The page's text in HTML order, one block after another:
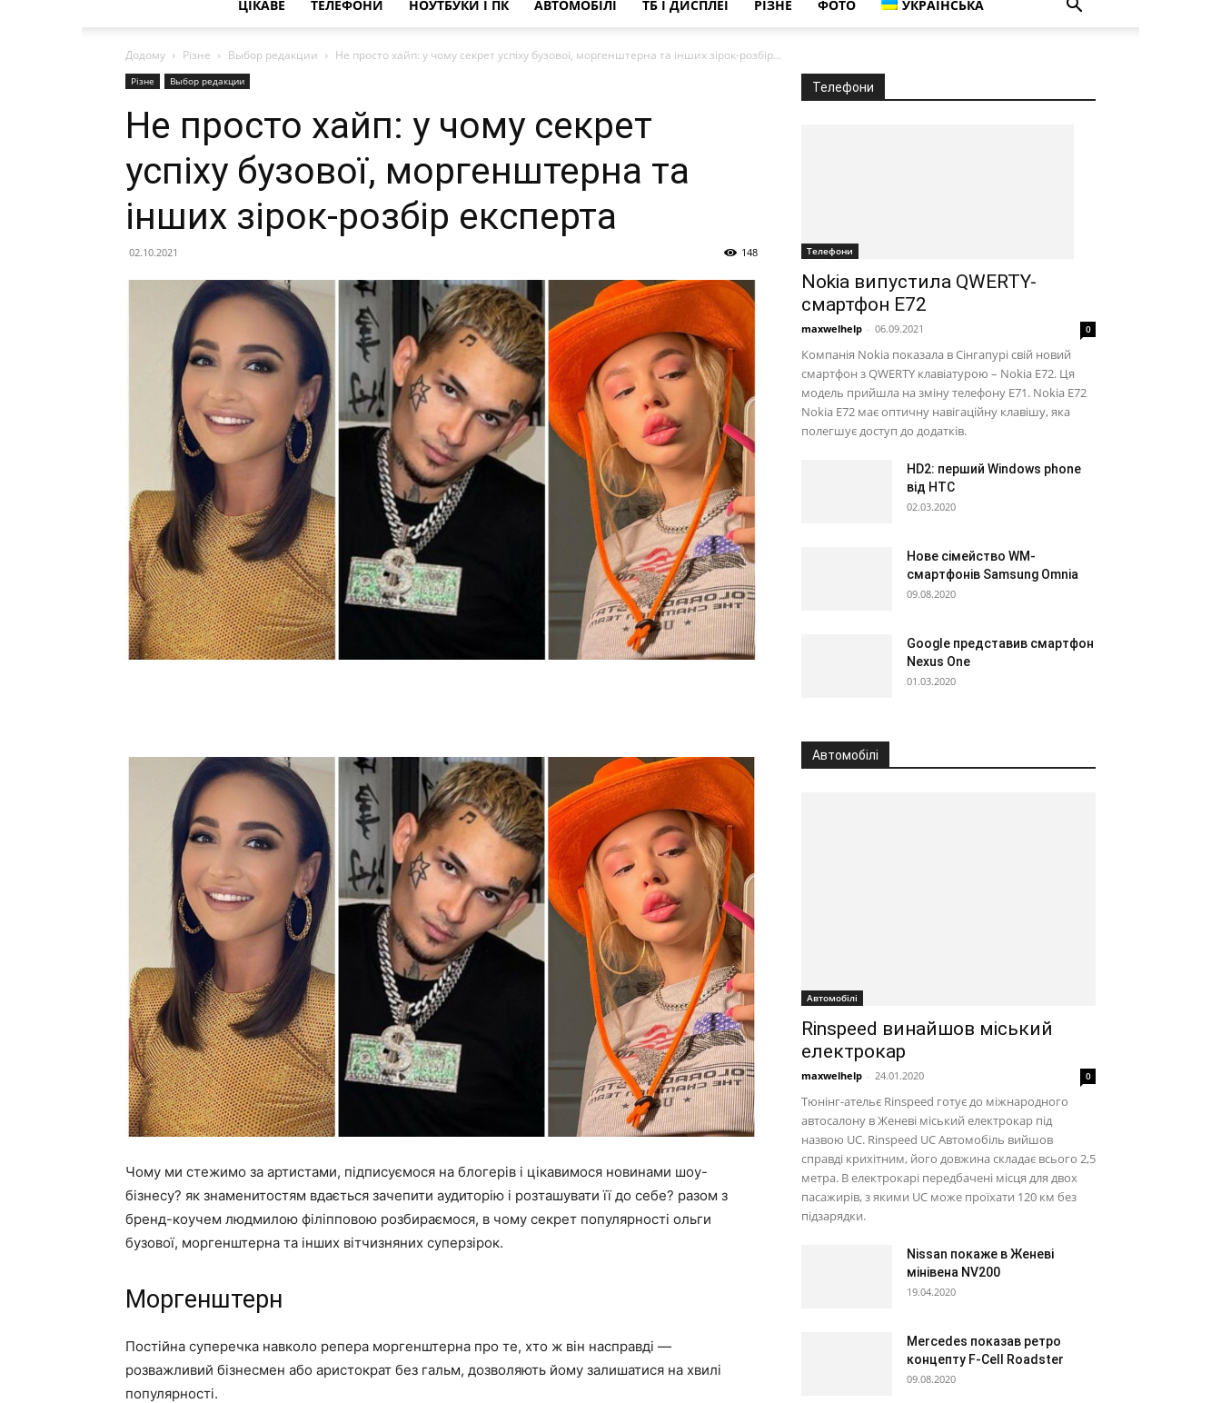
ЦІКАВЕ ТЕЛЕФОНИ НОУТБУКИ І ПК АВТОМОБІЛІ ТБ І ДИСПЛЕЇ РІЗНЕ ФОТО УКРАЇНСЬКА
Додому Різне Выбор редакции Не просто хайп: у чому секрет успіху бузової, моргенштерна та інших зірок-розбір...
Різне Выбор редакции
Не просто хайп: у чому секрет
успіху бузової, моргенштерна та
інших зірок-розбір експерта
02.10.2021 148
Чому ми стежимо за артистами, підписуємося на блогерів і цікавимося новинами шоу-
бізнесу? як знаменитостям вдається зачепити аудиторію і розташувати її до себе? разом з
бренд-коучем людмилою філіпповою розбираємося, в чому секрет популярності ольги
бузової, моргенштерна та інших вітчизняних суперзірок.
Моргенштерн
Постійна суперечка навколо репера моргенштерна про те, хто ж він насправді —
розважливий бізнесмен або аристократ без гальм, дозволяють йому залишатися на хвилі
популярності.
Телефони
Телефони
Nokia випустила QWERTY-
смартфон E72
maxwelhelp - 06.09.2021 0
Компанія Nokia показала в Сінгапурі свій новий
смартфон з QWERTY клавіатурою – Nokia E72. Ця
модель прийшла на зміну телефону E71. Nokia E72
Nokia E72 має оптичну навігаційну клавішу, яка
полегшує доступ до додатків.
HD2: перший Windows phone
від HTC
02.03.2020
Нове сімейство WM-
смартфонів Samsung Omnia
09.08.2020
Google представив смартфон
Nexus One
01.03.2020
Автомобілі
Автомобілі
Rinspeed винайшов міський
електрокар
maxwelhelp - 24.01.2020 0
Тюнінг-ательє Rinspeed готує до міжнародного
автосалону в Женеві міський електрокар під
назвою UC. Rinspeed UC Автомобіль вийшов
справді крихітним, його довжина складає всього 2,5
метра. В електрокарі передбачені місця для двох
пасажирів, з якими UC може проїхати 120 км без
підзарядки.
Nissan покаже в Женеві
мінівена NV200
19.04.2020
Mercedes показав ретро
концепту F-Cell Roadster
09.08.2020